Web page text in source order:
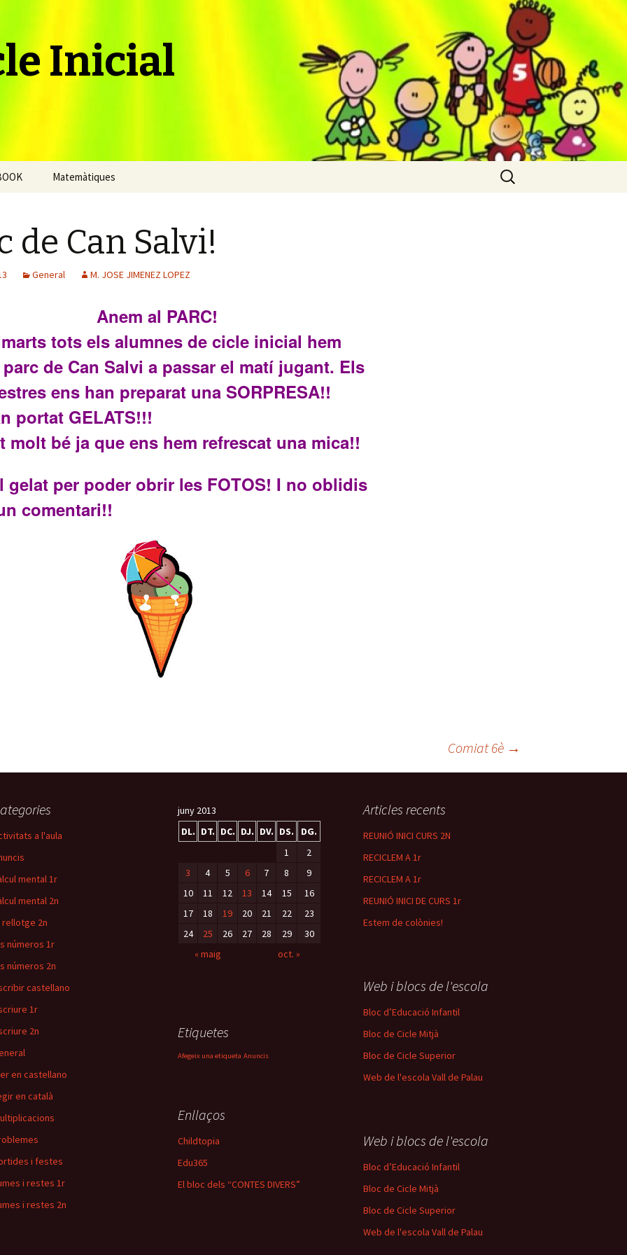
Inicial
Matemàtiques Cerca:
de Can Salvi!
General M. JOSE JIMENEZ LOPEZ
Anem al PARC!
tots els alumnes de cicle inicial hem
de Can Salvi a passar el matí jugant. Els
ens han preparat una SORPRESA!!
portat GELATS!!!
molt bé ja que ens hem refrescat una mica!!
gelat per poder obrir les FOTOS! I no oblidis
comentari!!
Comiat 6è →
a l'aula
mental 1r
mental 2n
rellotge 2n
números 1r
números 2n
castellano
1r
2n
en castellano
en català
i festes
i restes 1r
i restes 2n
juny 2013
DL. DT. DC. DJ. DV. DS. DG.
« maig oct. »
1
2
3
4 5 6 7 8
9
10
11 12 13 14 15
16
17
18 19 20 21 22
23
24
25 26 27 28 29 30
Articles recents
REUNIÓ INICI CURS 2N
RECICLEM A 1r
RECICLEM A 1r
REUNIÓ INICI DE CURS 1r
Estem de colònies!
Web i blocs de l'escola
Bloc d’Educació Infantil
Bloc de Cicle Mitjà
Bloc de Cicle Superior
Web de l'escola Vall de Palau
Etiquetes
Afegeix una etiqueta Anuncis
Enllaços
Childtopia
Edu365
El bloc dels “CONTES DIVERS”
Web i blocs de l'escola
Bloc d’Educació Infantil
Bloc de Cicle Mitjà
Bloc de Cicle Superior
Web de l'escola Vall de Palau